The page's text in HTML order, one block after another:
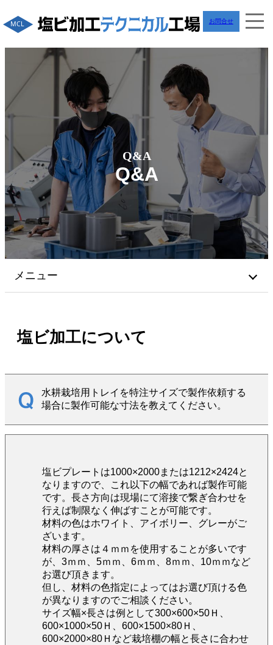
お問合せ
Q&A
Q&A
メニュー
塩ビ加工について
水耕栽培用トレイを特注サイズで製作依頼する
場合に製作可能な寸法を教えてください。
塩ビプレートは1000×2000または1212×2424と
なりますので、これ以下の幅であれば製作可能
です。長さ方向は現場にて溶接で繋ぎ合わせを
行えば制限なく伸ばすことが可能です。
材料の色はホワイト、アイボリー、グレーがご
ざいます。
材料の厚さは４ｍｍを使用することが多いです
が、3ｍｍ、5ｍｍ、6ｍｍ、8ｍｍ、10ｍｍなど
お選び頂きます。
但し、材料の色指定によってはお選び頂ける色
が異なりますのでご相談ください。
サイズ幅×長さは例として300×600×50Ｈ、
600×1000×50Ｈ、600×1500×80Ｈ、
600×2000×80Ｈなど栽培棚の幅と長さに合わせ